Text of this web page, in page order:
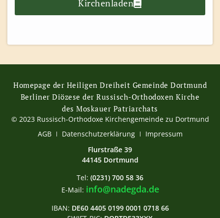
Kirchenladen
Homepage der Heiligen Dreiheit Gemeinde Dortmund
Berliner Diözese der Russisch-Orthodoxen Kirche
des Moskauer Patriarchats
© 2023 Russisch-Orthodoxe Kirchengemeinde zu Dortmund
AGB
Datenschutzerklärung
Impressum
Flurstraße 39
44145 Dortmund
Tel: (0231) 700 58 36
E-Mail: info@nadegda.de
IBAN: DE60 4405 0199 0001 0718 66